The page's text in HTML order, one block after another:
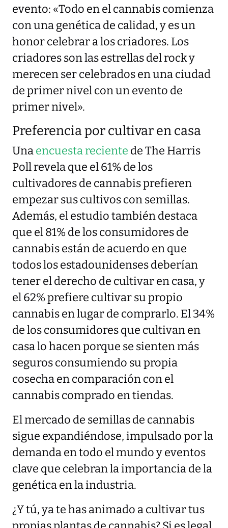
evento: «Todo en el cannabis comienza
con una genética de calidad, y es un
honor celebrar a los criadores. Los
criadores son las estrellas del rock y
merecen ser celebrados en una ciudad
de primer nivel con un evento de
primer nivel».
Preferencia por cultivar en casa
Unaencuesta reciente de The Harris
Poll revela que el 61% de los
cultivadores de cannabis prefieren
empezar sus cultivos con semillas.
Además, el estudio también destaca
que el 81% de los consumidores de
cannabis están de acuerdo en que
todos los estadounidenses deberían
tener el derecho de cultivar en casa, y
el 62% prefiere cultivar su propio
cannabis en lugar de comprarlo. El 34%
de los consumidores que cultivan en
casa lo hacen porque se sienten más
seguros consumiendo su propia
cosecha en comparación con el
cannabis comprado en tiendas.
El mercado de semillas de cannabis
sigue expandiéndose, impulsado por la
demanda en todo el mundo y eventos
clave que celebran la importancia de la
genética en la industria.
¿Y tú, ya te has animado a cultivar tus